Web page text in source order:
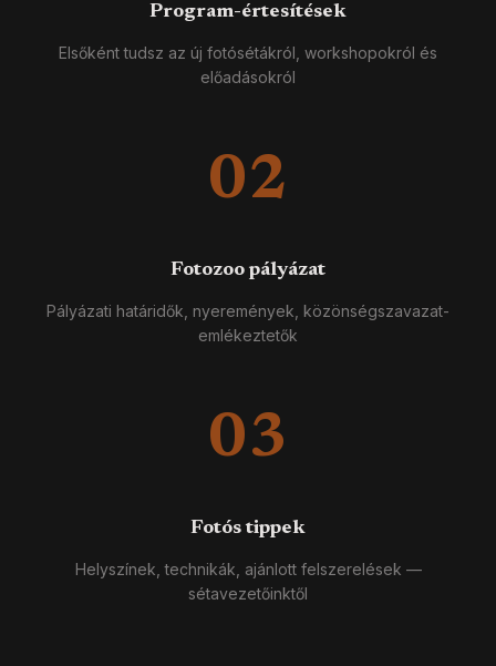
Program-értesítések
Elsőként tudsz az új fotósétákról, workshopokról és
előadásokról
02
Fotozoo pályázat
Pályázati határidők, nyeremények, közönségszavazat-
emlékeztetők
03
Fotós tippek
Helyszínek, technikák, ajánlott felszerelések —
sétavezetőinktől